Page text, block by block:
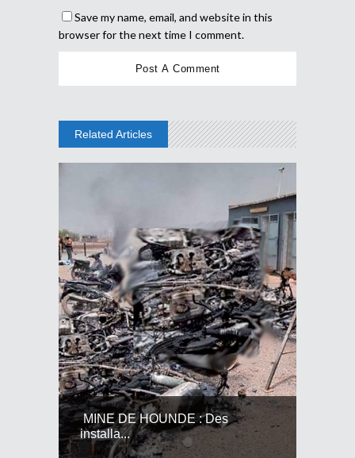
Save my name, email, and website in this
browser for the next time I comment.
Related Articles
MINE DE HOUNDE : Des
installa...